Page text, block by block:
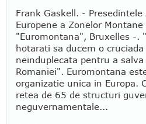
Frank Gaskell. - Presedintele
Europene a Zonelor Montane
"Euromontana", Bruxelles -.
hotarati sa ducem o cruciada
neinduplecata pentru a
Romaniei". Euromontana
organizatie unica in Europa.
retea de 65 de structuri
neguvernamentale...